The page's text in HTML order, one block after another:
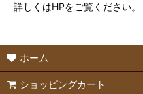
詳しくはHPをご覧ください。
ホーム
ショッピングカート